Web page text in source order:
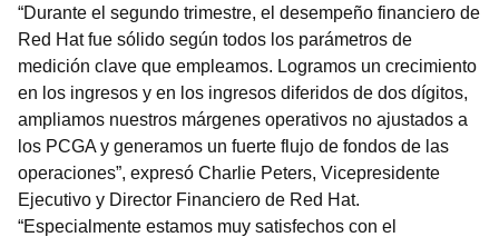
“Durante el segundo trimestre, el desempeño financiero de
Red Hat fue sólido según todos los parámetros de
medición clave que empleamos. Logramos un crecimiento
en los ingresos y en los ingresos diferidos de dos dígitos,
ampliamos nuestros márgenes operativos no ajustados a
los PCGA y generamos un fuerte flujo de fondos de las
operaciones”, expresó Charlie Peters, Vicepresidente
Ejecutivo y Director Financiero de Red Hat.
“Especialmente estamos muy satisfechos con el